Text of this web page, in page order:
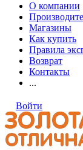
О компании
Магазины
Как купить
Правила
Возврат
Контакты
...
Войти